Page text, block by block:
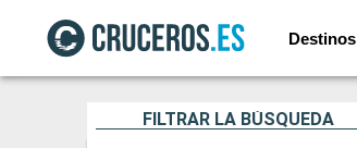
Destinos
FILTRAR LA BÚSQUEDA